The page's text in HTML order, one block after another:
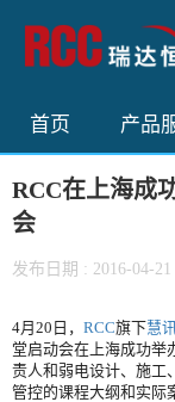
首页 产品
RCC在上海成
会
发布日期 : 2016-04-21
4月20日， RCC旗下慧
堂启动会在上海成功举
责人和弱电设计、施工
管控的课程大纲和实际